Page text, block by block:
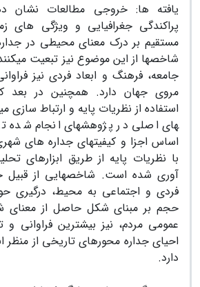
یافته ها:خروجی مطالعات نشان
پراکندگی جغرافیایی و ویژگی های
مستقیم بر درک معنای محیطی در
شاخص­ها از این موضوع نیز تبعیت
جامعه، فرهنگ و ابعاد فردی نیز
مروی جهان دارد. همچنین در بعد
استفاده از نظریات پایه و ارتباط
های اصلی در پژوهش­های انجام شده
اساس اجزا و کیفیت­های جداره های
با نظریات پایه از طریق ابزارهای
آوری شده است. شاخص­هایی از قبیل
فردی و اجتماعی به محیط، درگیری
حجم بر مبنای شکل حاصل از معنای
عمومی مردم، نیز بیشترین فراوانی و
احیای جداره محورهای تاریخی از منظر
دارد.